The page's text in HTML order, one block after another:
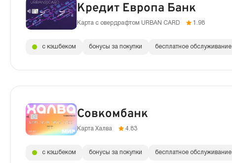
Кредит Европа Банк
Карта с овердрафтом URBAN CARD 1.98
с кэшбеком бонусы за покупки бесплатное обслуживание
Совкомбанк
Карта Халва 4.83
с кэшбеком бонусы за покупки бесплатное обслуживание